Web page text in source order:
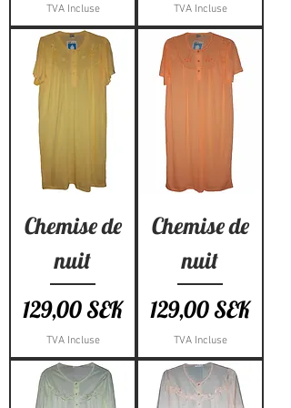
TVA Incluse TVA Incluse
Chemise de
nuit
Prix
129,00 SEK
TVA Incluse
Chemise de
nuit
Prix
129,00 SEK
TVA Incluse